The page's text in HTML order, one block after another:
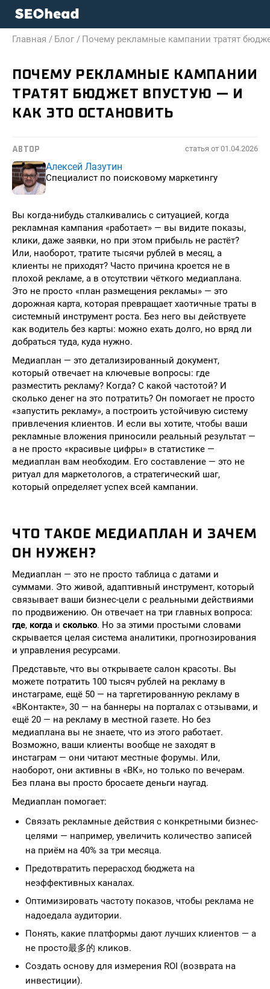
Главная / Блог / Почему рекламные кампании тратят
ПОЧЕМУ РЕКЛАМНЫЕ КАМПАНИИ
ТРАТЯТ БЮДЖЕТ ВПУСТУЮ — И
КАК ЭТО ОСТАНОВИТЬ
АВТОР статья от 01.04.2026
Алексей Лазутин
Специалист по поисковому маркетингу
Вы когда-нибудь сталкивались с ситуацией, когда
рекламная кампания «работает» — вы видите показы,
клики, даже заявки, но при этом прибыль не растёт?
Или, наоборот, тратите тысячи рублей в месяц, а
клиенты не приходят? Часто причина кроется не в
плохой рекламе, а в отсутствии чёткого медиаплана.
Это не просто «план размещения рекламы» — это
дорожная карта, которая превращает хаотичные траты в
системный инструмент роста. Без него вы действуете
как водитель без карты: можно ехать долго, но вряд ли
добраться туда, куда нужно.
Медиаплан — это детализированный документ,
который отвечает на ключевые вопросы: где
разместить рекламу? Когда? С какой частотой? И
сколько денег на это потратить? Он помогает не просто
«запустить рекламу», а построить устойчивую систему
привлечения клиентов. И если вы хотите, чтобы ваши
рекламные вложения приносили реальный результат —
а не просто «красивые цифры» в статистике —
медиаплан вам необходим. Его составление — это не
ритуал для маркетологов, а стратегический шаг,
который определяет успех всей кампании.
ЧТО ТАКОЕ МЕДИАПЛАН И ЗАЧЕМ
ОН НУЖЕН?
Медиаплан — это не просто таблица с датами и
суммами. Это живой, адаптивный инструмент, который
связывает ваши бизнес-цели с реальными действиями
по продвижению. Он отвечает на три главных вопроса:
где, когда и сколько. Но за этими простыми словами
скрывается целая система аналитики, прогнозирования
и управления ресурсами.
Представьте, что вы открываете салон красоты. Вы
можете потратить 100 тысяч рублей на рекламу в
инстаграме, ещё 50 — на таргетированную рекламу в
«ВКонтакте», 30 — на баннеры на порталах с отзывами, и
ещё 20 — на рекламу в местной газете. Но без
медиаплана вы не знаете, что из этого работает.
Возможно, ваши клиенты вообще не заходят в
инстаграм — они читают местные форумы. Или,
наоборот, они активны в «ВК», но только по вечерам.
Без плана вы просто бросаете деньги наугад.
Медиаплан помогает:
Связать рекламные действия с конкретными бизнес-
целями — например, увеличить количество записей
на приём на 40% за три месяца.
Предотвратить перерасход бюджета на
неэффективных каналах.
Оптимизировать частоту показов, чтобы реклама не
надоедала аудитории.
Понять, какие платформы дают лучших клиентов — а
не просто最多的 кликов.
Создать основу для измерения ROI (возврата на
инвестиции).